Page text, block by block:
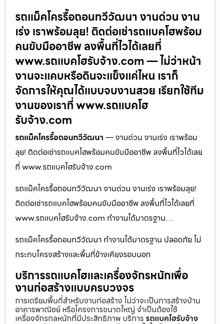
รถแม็คโครรื้อถอนทวีวัฒนา งานด่วน งาน
เร่ง เราพร้อมลุย! ติดต่อเช่ารถแบคโฮพร้อม
คนขับมืออาชีพ ลงพื้นที่ไวได้เลยที่
www.รถแบคโฮรับจ้าง.com — ไม่ว่าหน้า
งานจะแคบหรือดินจะแข็งแค่ไหน เราก็
จัดการให้คุณได้แบบจบงานสวย เรียกใช้ทีม
งานของเราที่ www.รถแบคโฮ
รับจ้าง.com
รถแม็คโครรื้อถอนทวีวัฒนา — งานด่วน งานเร่ง เราพร้อม
ลุย! ติดต่อเช่ารถแบคโฮพร้อมคนขับมืออาชีพ ลงพื้นที่ไวได้เลย
ที่ www.รถแบคโฮรับจ้าง.com
รถแม็คโครรื้อถอนทวีวัฒนา งานด่วน งานเร่ง เราพร้อมลุย!
ติดต่อเช่ารถแบคโฮพร้อมคนขับมืออาชีพ ลงพื้นที่ไวได้เลยที่
www.รถแบคโฮรับจ้าง.com ทำงานได้มาตรฐาน…
รถแม็คโครรื้อถอนทวีวัฒนา ทำงานได้มาตรฐาน ปลอดภัย ไม่
กระทบโครงสร้างและพื้นที่ข้างเคียงรอบนอก
บริการรถแบคโฮและเครื่องจักรหนักเพื่อ
งานก่อสร้างแบบครบวงจร
การเตรียมพื้นที่สำหรับงานก่อสร้าง ไม่ว่าจะเป็นการสร้างบ้าน
อาคารพาณิชย์ หรือโครงการขนาดใหญ่ จำเป็นต้องใช้
เครื่องจักรกลหนักที่มีประสิทธิภาพ บริการ รถแบคโฮรับจ้าง